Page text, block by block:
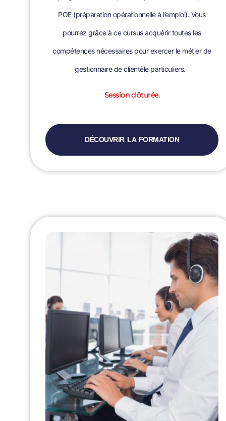
POE (préparation opérationnelle à l’emploi). Vous
pourrez grâce à ce cursus acquérir toutes les
compétences nécessaires pour exercer le métier de
gestionnaire de clientèle particuliers.
Session clôturée.
DÉCOUVRIR LA FORMATION